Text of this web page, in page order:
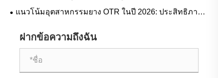
หนักหรือไม่?
แนวโน้มอุตสาหกรรมยาง OTR ในปี 2026: ประสิทธิภาพ
ฝากข้อความถึงฉัน